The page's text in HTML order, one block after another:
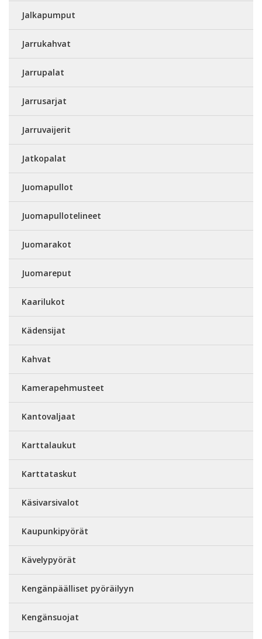
Jalkapumput
Jarrukahvat
Jarrupalat
Jarrusarjat
Jarruvaijerit
Jatkopalat
Juomapullot
Juomapullotelineet
Juomarakot
Juomareput
Kaarilukot
Kädensijat
Kahvat
Kamerapehmusteet
Kantovaljaat
Karttalaukut
Karttataskut
Käsivarsivalot
Kaupunkipyörät
Kävelypyörät
Kengänpäälliset pyöräilyyn
Kengänsuojat